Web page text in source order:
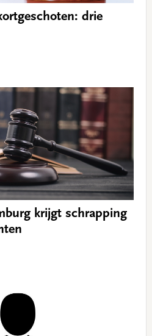
drie
krijgt schrapping